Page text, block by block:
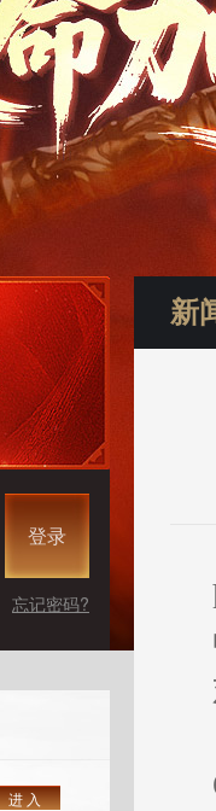
登录
忘记密码?
进 入
新